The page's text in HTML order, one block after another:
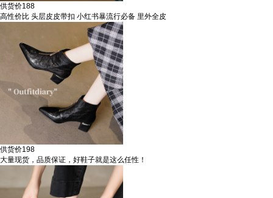
供货价188
高性价比 头层皮皮带扣 小红书暴流行必备 里外全皮
供货价198
大量现货，品质保证，好鞋子就是这么任性！